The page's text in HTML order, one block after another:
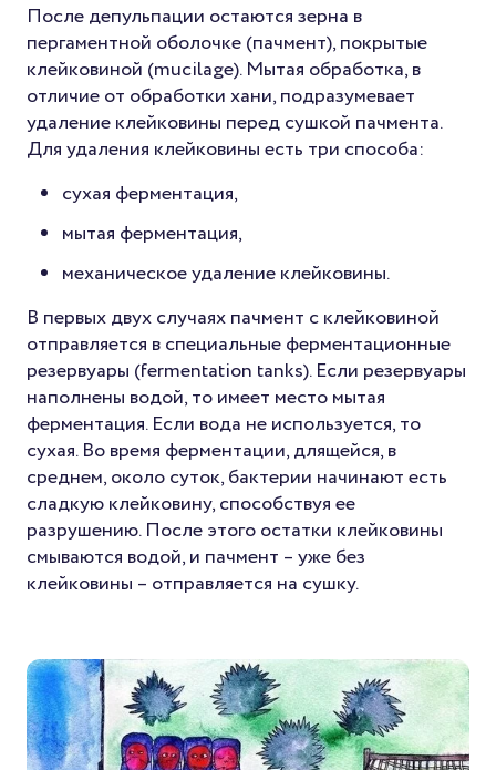
После депульпации остаются зерна в
пергаментной оболочке (пачмент), покрытые
клейковиной (mucilage). Мытая обработка, в
отличие от обработки хани, подразумевает
удаление клейковины перед сушкой пачмента.
Для удаления клейковины есть три способа:
сухая ферментация,
мытая ферментация,
механическое удаление клейковины.
В первых двух случаях пачмент с клейковиной
отправляется в специальные ферментационные
резервуары (fermentation tanks). Если резервуары
наполнены водой, то имеет место мытая
ферментация. Если вода не используется, то
сухая. Во время ферментации, длящейся, в
среднем, около суток, бактерии начинают есть
сладкую клейковину, способствуя ее
разрушению. После этого остатки клейковины
смываются водой, и пачмент – уже без
клейковины – отправляется на сушку.